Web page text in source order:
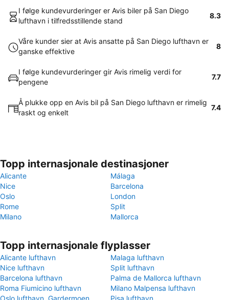
I følge kundevurderinger er Avis biler på San Diego
lufthavn i tilfredsstillende stand
8.3
Våre kunder sier at Avis ansatte på San Diego lufthavn er
ganske effektive
8
I følge kundevurderinger gir Avis rimelig verdi for
pengene
7.7
Å plukke opp en Avis bil på San Diego lufthavn er rimelig
raskt og enkelt
7.4
Topp internasjonale destinasjoner
Alicante
Málaga
Nice
Barcelona
Oslo
London
Rome
Split
Milano
Mallorca
Topp internasjonale flyplasser
Alicante lufthavn
Malaga lufthavn
Nice lufthavn
Split lufthavn
Barcelona lufthavn
Palma de Mallorca lufthavn
Roma Fiumicino lufthavn
Milano Malpensa lufthavn
Oslo lufthavn, Gardermoen
Pisa lufthavn